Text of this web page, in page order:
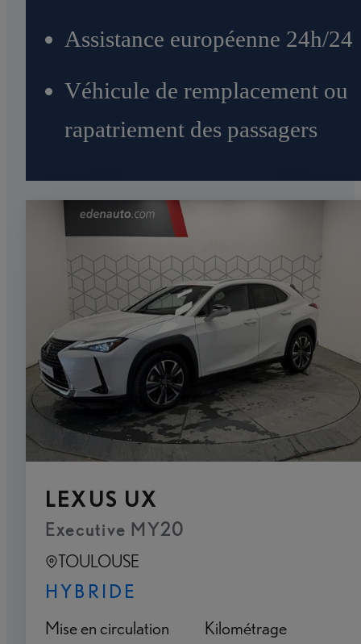
Assistance européenne 24h/24
Véhicule de remplacement ou
rapatriement des passagers
LEXUS UX
Executive MY20
TOULOUSE
HYBRIDE
Mise en circulation
Kilométrage